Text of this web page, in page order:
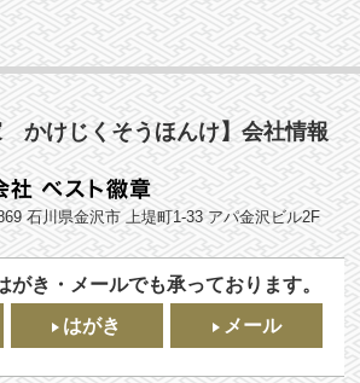
かけじくそうほんけ】会社情報
石川県金沢市 上堤町1-33 アパ金沢ビル2F
がき・メールでも承っております。
はがき メール